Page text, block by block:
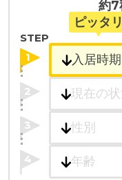
約7
ピッタリ
STEP
1
2
3
4